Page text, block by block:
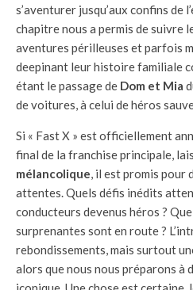
s’aventurer jusqu’aux confins de
chapitre nous a permis de suivre
aventures périlleuses et parfois
deepinant leur histoire familiale
étant le passage de Dom et Mia
de voitures, à celui de héros
Si « Fast X » est officiellement
final de la franchise principale,
mélancolique, il est promis pour
attentes. Quels défis inédits
conducteurs devenus héros ?
surprenantes sont en route ?
rebondissements, mais surtout
alors que nous nous préparons à